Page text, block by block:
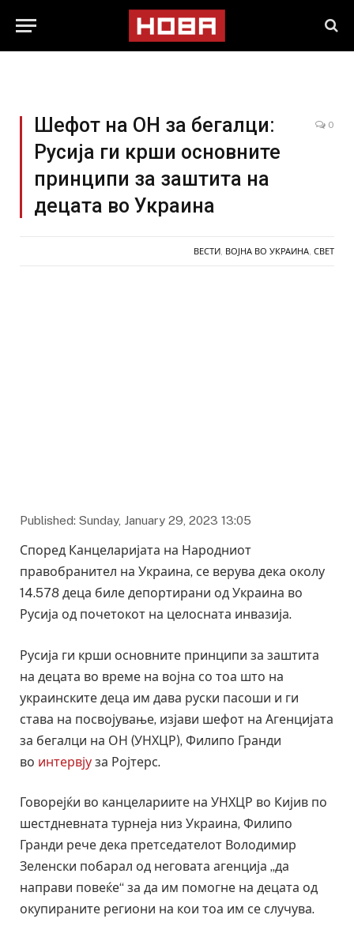
Шефот на ОН за бегалци:
Русија ги крши основните
принципи за заштита на
децата во Украина
0
ВЕСТИ ВОЈНА ВО УКРАИНА СВЕТ
Published: Sunday, January 29, 2023 13:05
Според Канцеларијата на Народниот
правобранител на Украина, се верува дека околу
14.578 деца биле депортирани од Украина во
Русија од почетокот на целосната инвазија.
Русија ги крши основните принципи за заштита
на децата во време на војна со тоа што на
украинските деца им дава руски пасоши и ги
става на посвојување, изјави шефот на Агенцијата
за бегалци на ОН (УНХЦР), Филипо Гранди
во интервју за Ројтерс.
Говорејќи во канцелариите на УНХЦР во Кијив по
шестдневната турнеја низ Украина, Филипо
Гранди рече дека претседателот Володимир
Зеленски побарал од неговата агенција „да
направи повеќе“ за да им помогне на децата од
окупираните региони на кои тоа им се случува.